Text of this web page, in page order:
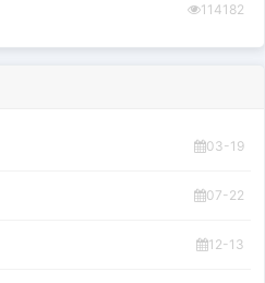
114182
03-19
07-22
12-13